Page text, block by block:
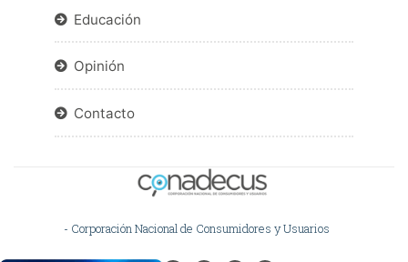
Educación
Opinión
Contacto
- Corporación Nacional de Consumidores y Usuarios